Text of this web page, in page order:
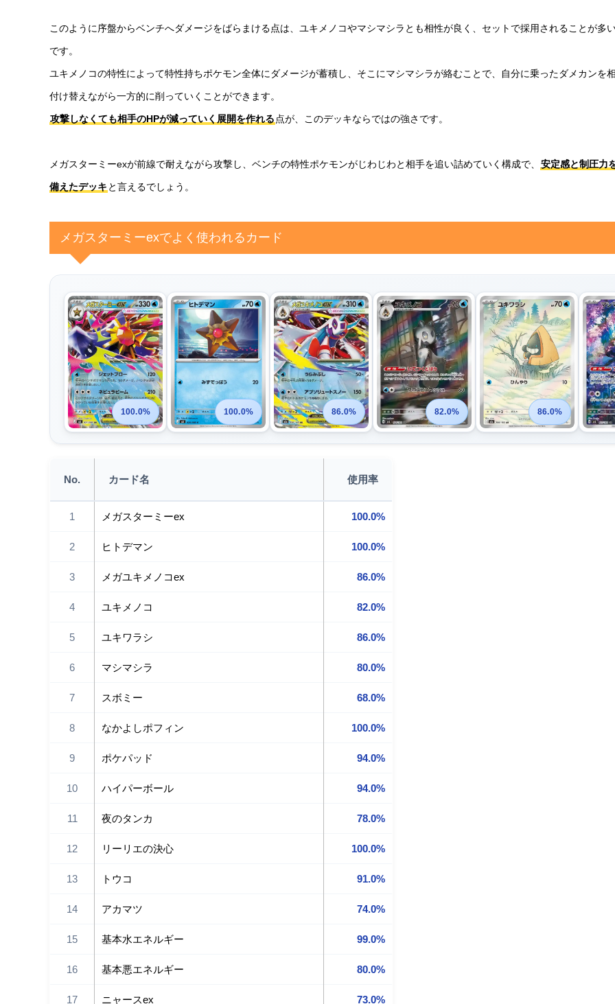
このように序盤からベンチへダメージをばらまける点は、ユキメノコやマシマシラとも相性が良く、セットで採用されることが多
です。
ユキメノコの特性によって特性持ちポケモン全体にダメージが蓄積し、そこにマシマシラが絡むことで、自分に乗ったダメカンを
付け替えながら一方的に削っていくことができます。
攻撃しなくても相手のHPが減っていく展開を作れる 点が、このデッキならではの強さです。
メガスターミーexが前線で耐えながら攻撃し、ベンチの特性ポケモンがじわじわと相手を追い詰めていく構成で、 安定感と制圧力
備えたデッキ と言えるでしょう。
メガスターミーexでよく使われるカード
100.0% 100.0% 86.0% 82.0% 86.0%
No. カード名 使用率
1 メガスターミーex 100.0%
2 ヒトデマン 100.0%
3 メガユキメノコex 86.0%
4 ユキメノコ 82.0%
5 ユキワラシ 86.0%
6 マシマシラ 80.0%
7 スボミー 68.0%
8 なかよしポフィン 100.0%
9 ポケパッド 94.0%
10 ハイパーボール 94.0%
11 夜のタンカ 78.0%
12 リーリエの決心 100.0%
13 トウコ 91.0%
14 アカマツ 74.0%
15 基本水エネルギー 99.0%
16 基本悪エネルギー 80.0%
17 ニャースex 73.0%